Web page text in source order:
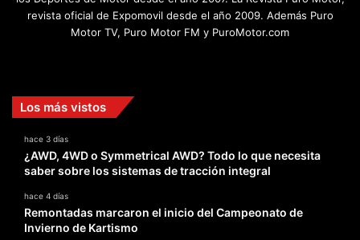
revista oficial de Expomovil desde el año 2009. Además Puro
Motor TV, Puro Motor FM y PuroMotor.com
Los más vistos
hace 3 días
¿AWD, 4WD o Symmetrical AWD? Todo lo que necesita
saber sobre los sistemas de tracción integral
hace 4 días
Remontadas marcaron el inicio del Campeonato de
Invierno de Kartismo